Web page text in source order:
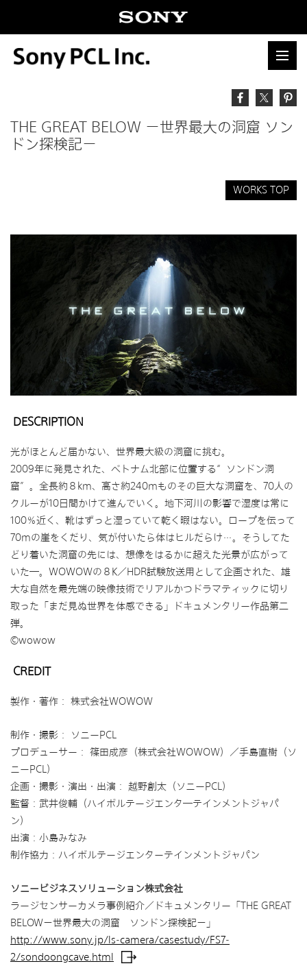
THE GREAT BELOW －世界最大の洞窟 ソン
ドン探検記－
WORKS TOP
DESCRIPTION
光がほとんど届かない、世界最大級の洞窟に挑む。
2009年に発見された、ベトナム北部に位置する“ソンドン洞
窟”。全長約８km、高さ約240ｍものその巨大な洞窟を、70人の
クルーが10日間かけて進んでいく。地下河川の影響で湿度は常に
100％近く、靴はずっと湿っていて乾く暇はない。ロープを伝って
70mの崖をくだり、気が付いたら体はヒルだらけ…。そうしてた
どり着いた洞窟の先には、想像をはるかに超えた光景が広がって
いた―。WOWOWの８K／HDR試験放送用として企画された、雄
大な自然を最先端の映像技術でリアルかつドラマティックに切り
取った「まだ見ぬ世界を体感できる」ドキュメンタリー作品第二
弾。
©wowow
CREDIT
製作・著作： 株式会社WOWOW
制作・撮影： ソニーPCL
プロデューサー： 篠田成彦（株式会社WOWOW）／手島直樹（ソ
ニーPCL）
企画・撮影・演出・出演： 越野創太（ソニーPCL）
監督：武井俊輔（ハイボルテージエンタ―テインメントジャパ
ン）
出演：小島みなみ
制作協力：ハイボルテージエンターテインメントジャパン
ソニービジネスソリューション株式会社
ラージセンサーカメラ事例紹介／ドキュメンタリー「THE GREAT
BELOW－世界最大の洞窟 ソンドン探検記－」
http://www.sony.jp/ls-camera/casestudy/FS7-
2/sondoongcave.html